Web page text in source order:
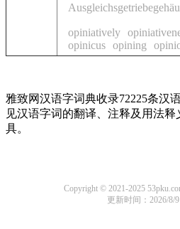
opiniatively
opinicus opining
雅致网汉语字词典收录72225条汉
见汉语字词的翻译、注释及用法
具。
Copyright © 2021-2025
更新时间：2026/8/